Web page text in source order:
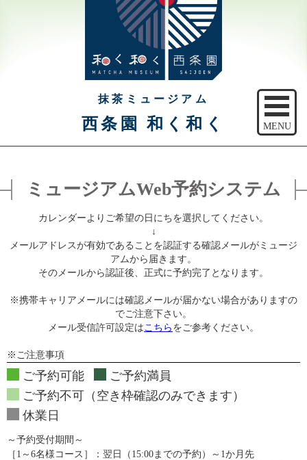
抹茶ミュージアム
西条園 和く和く MENU
ご予約
アクセス
注意事項
ミュージアムWeb予約システム
カレンダーよりご希望の日にちを選択してください。
↓
メールアドレスが有効であることを認証する確認メールがミュージ
アムから届きます。
そのメールから認証後、正式に予約完了となります。
※携帯キャリアメールには確認メールが届かない場合がありますの
でご注意下さい。
メール受信許可設定はこちら をご参考ください。
※ご注意事項
ご予約可能
ご予約満員
ご予約不可（空き枠確認のみできます）
休業日
～予約受付期間～
［1～6名様コース］：翌日（15:00までの予約）～1か月先